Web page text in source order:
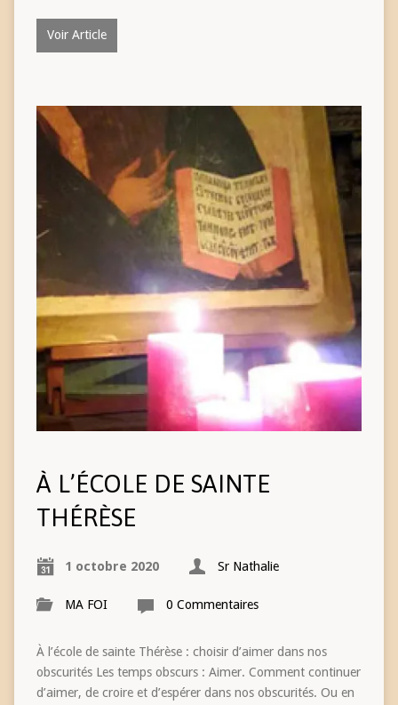
Voir Article
À L’ÉCOLE DE SAINTE
THÉRÈSE
1 octobre 2020 Sr Nathalie
MA FOI 0 Commentaires
À l’école de sainte Thérèse : choisir d’aimer dans nos
obscurités Les temps obscurs : Aimer. Comment continuer
d’aimer, de croire et d’espérer dans nos obscurités. Ou en